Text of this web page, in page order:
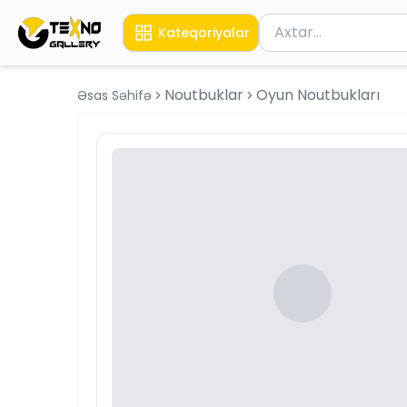
Kateqoriyalar Məhsul axtar
Axtarış üçün ən azı
Əsas Səhifə Noutbuklar Oyun Noutbukları